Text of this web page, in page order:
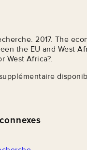
2017. The
the EU and West
West Africa?.